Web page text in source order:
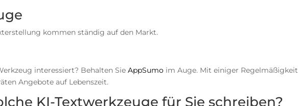
kommen ständig auf den Markt.
interessiert? Behalten SieAppSumo im Auge. Mit einiger Regelmäßigkeit
Angebote auf Lebenszeit.
KI-Textwerkzeuge für Sie schreiben?